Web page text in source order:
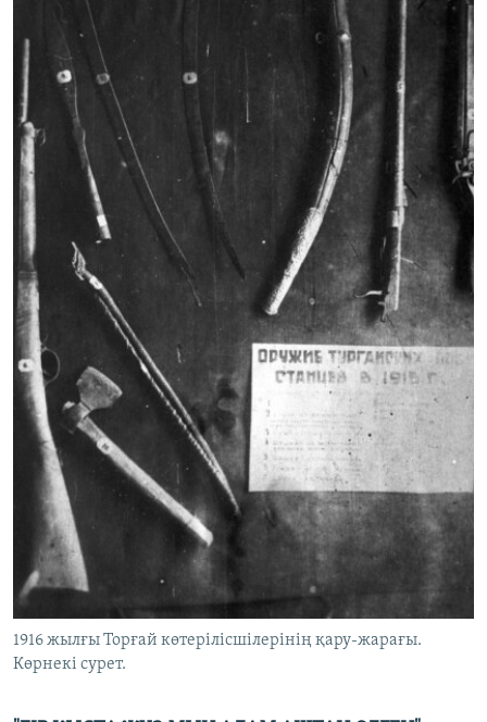
1916 жылғы Торғай көтерілісшілерінің қару-жарағы.
Көрнекі сурет.